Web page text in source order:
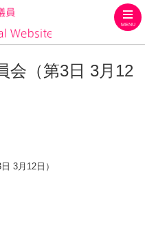
MENU
会（第3日 3月12
3月12日）